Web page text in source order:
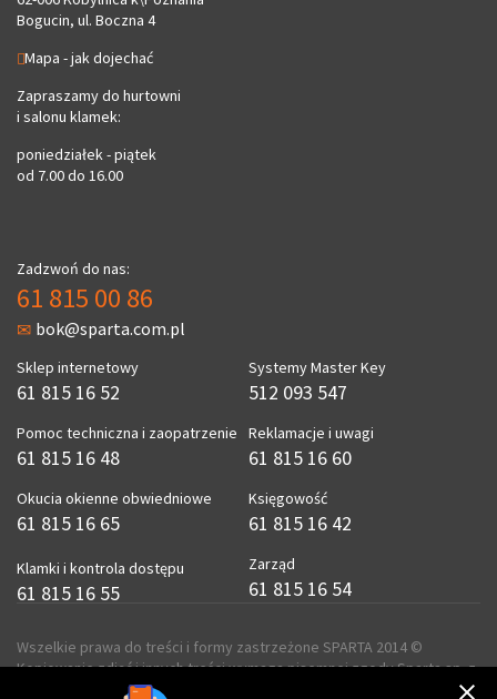
Bogucin, ul. Boczna 4
Mapa - jak dojechać
Zapraszamy do hurtowni
i salonu klamek:
poniedziałek - piątek
od 7.00 do 16.00
Zadzwoń do nas:
61 815 00 86
bok@sparta.com.pl
Sklep internetowy
61 815 16 52
Pomoc techniczna i zaopatrzenie
61 815 16 48
Okucia okienne obwiedniowe
61 815 16 65
Klamki i kontrola dostępu
61 815 16 55
Systemy Master Key
512 093 547
Reklamacje i uwagi
61 815 16 60
Księgowość
61 815 16 42
Zarząd
61 815 16 54
Wszelkie prawa do treści i formy zastrzeżone SPARTA 2014 ©
Kopiowanie zdjęć i innych treści wymaga pisemnej zgody Sparta sp. z